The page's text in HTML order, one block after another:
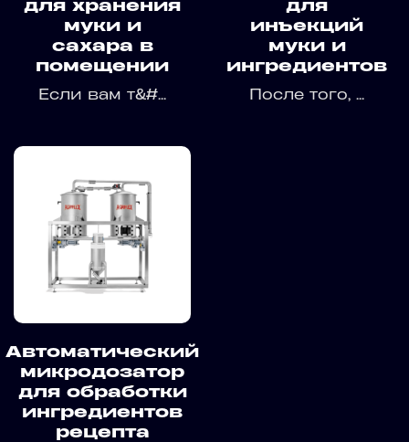
для хранения
муки и
сахара в
помещении
Если вам т&#...
для
инъекций
муки и
ингредиентов
После того, ...
Автоматический
микродозатор
для обработки
ингредиентов
рецепта